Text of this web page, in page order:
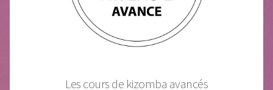
Les cours de kizomba avancés